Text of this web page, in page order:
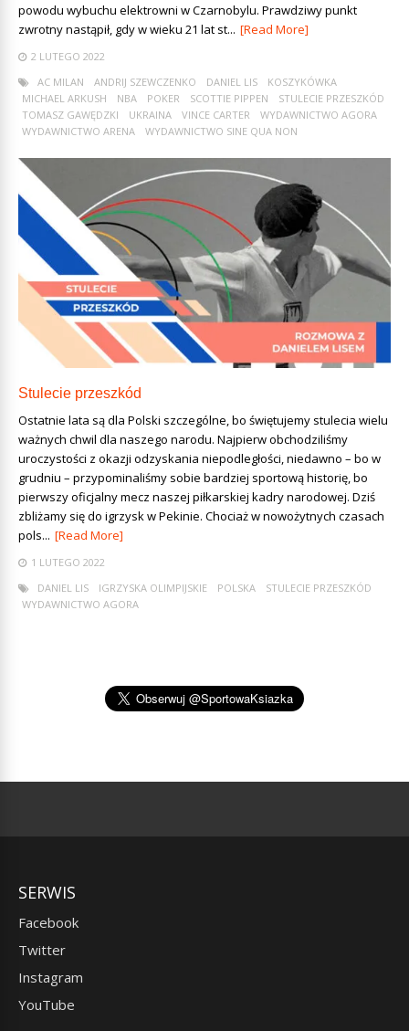
powodu wybuchu elektrowni w Czarnobylu. Prawdziwy punkt
zwrotny nastąpił, gdy w wieku 21 lat st... [Read More]
2 LUTEGO 2022
AC MILAN
ANDRIJ SZEWCZENKO DANIEL LIS
KOSZYKÓWKA
MICHAEL ARKUSH
NBA POKER SCOTTIE PIPPEN
STULECIE PRZESZKÓD
TOMASZ GAWĘDZKI
UKRAINA VINCE CARTER
WYDAWNICTWO AGORA
WYDAWNICTWO ARENA
WYDAWNICTWO SINE QUA NON
Stulecie przeszkód
Ostatnie lata są dla Polski szczególne, bo świętujemy stulecia wielu
ważnych chwil dla naszego narodu. Najpierw obchodziliśmy
uroczystości z okazji odzyskania niepodległości, niedawno – bo w
grudniu – przypominaliśmy sobie bardziej sportową historię, bo
pierwszy oficjalny mecz naszej piłkarskiej kadry narodowej. Dziś
zbliżamy się do igrzysk w Pekinie. Chociaż w nowożytnych czasach
pols... [Read More]
1 LUTEGO 2022
DANIEL LIS
IGRZYSKA OLIMPIJSKIE POLSKA
STULECIE PRZESZKÓD
WYDAWNICTWO AGORA
SERWIS
Facebook
Twitter
Instagram
YouTube